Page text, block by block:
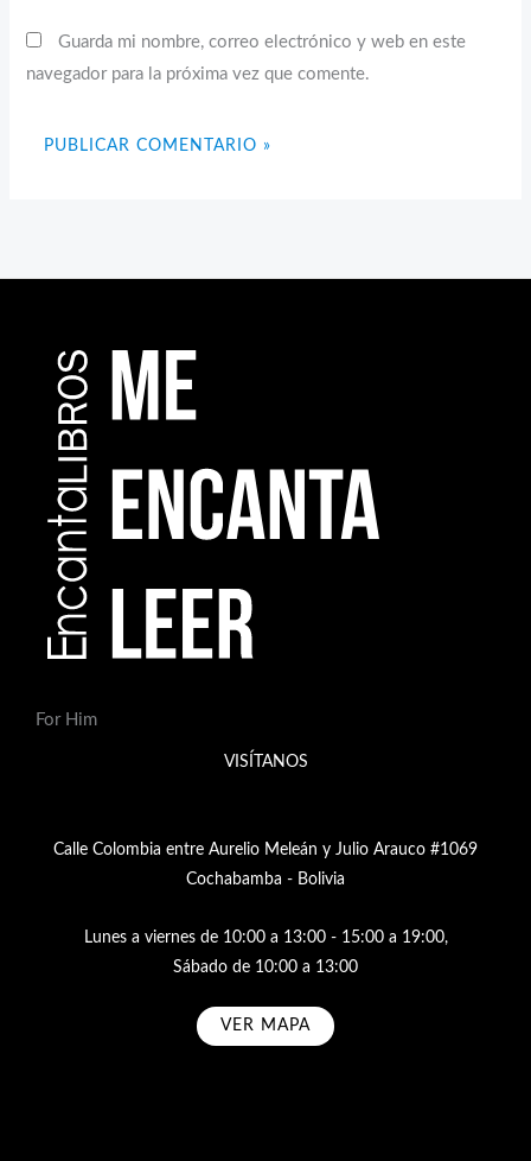
Guarda mi nombre, correo electrónico y web en este
navegador para la próxima vez que comente.
For Him
VISÍTANOS
Calle Colombia entre Aurelio Meleán y Julio Arauco #1069
Cochabamba - Bolivia
Lunes a viernes de 10:00 a 13:00 - 15:00 a 19:00,
Sábado de 10:00 a 13:00
VER MAPA